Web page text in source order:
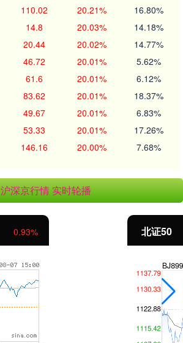
110.02 20.21% 16.80%
14.8 20.03% 14.18%
20.44 20.02% 14.77%
46.72 20.01% 5.62%
61.6 20.01% 6.12%
83.62 20.01% 18.37%
49.67 20.01% 6.83%
53.33 20.01% 17.26%
146.16 20.00% 7.68%
沪深京行情 实时轮播
1134.24